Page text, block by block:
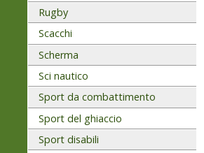
Rugby
Scacchi
Scherma
Sci nautico
Sport da combattimento
Sport del ghiaccio
Sport disabili